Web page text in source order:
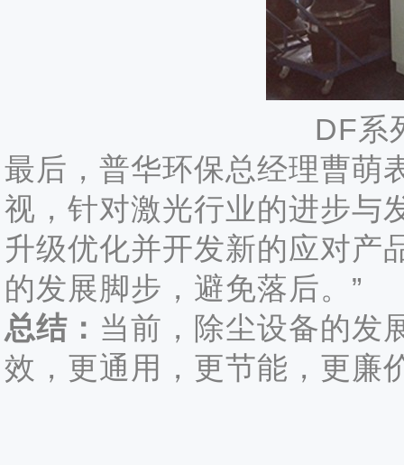
DF系
最后，普华环保总经理曹萌
视，针对激光行业的进步与
升级优化并开发新的应对产
的发展脚步，避免落后。”
总结： 当前，除尘设备的发
效，更通用，更节能，更廉